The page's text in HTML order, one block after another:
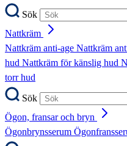
Sök
Nattkräm
Nattkräm anti-age Nattkräm
hud Nattkräm för känslig hud
torr hud
Sök
Ögon, fransar och bryn
Ögonbrynsserum